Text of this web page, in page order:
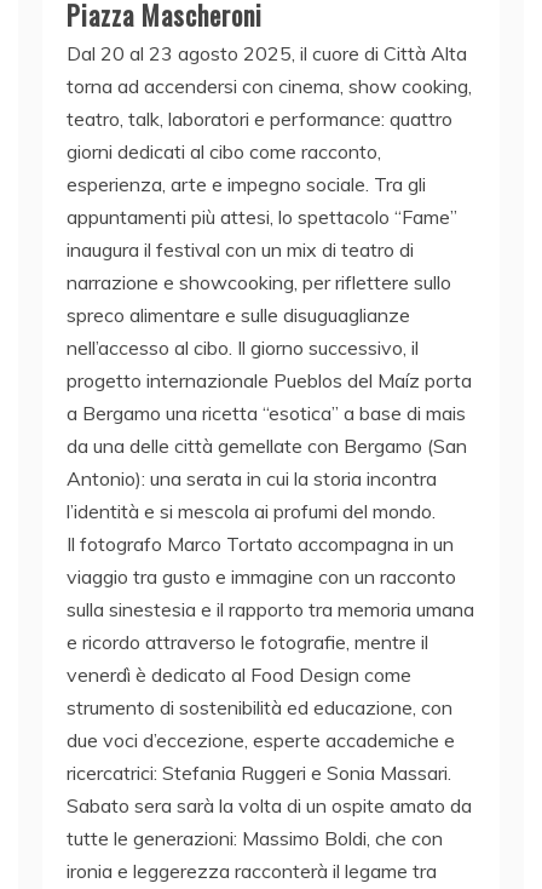
Piazza Mascheroni
Dal 20 al 23 agosto 2025, il cuore di Città Alta
torna ad accendersi con cinema, show cooking,
teatro, talk, laboratori e performance: quattro
giorni dedicati al cibo come racconto,
esperienza, arte e impegno sociale. Tra gli
appuntamenti più attesi, lo spettacolo “Fame”
inaugura il festival con un mix di teatro di
narrazione e showcooking, per riflettere sullo
spreco alimentare e sulle disuguaglianze
nell’accesso al cibo. Il giorno successivo, il
progetto internazionale Pueblos del Maíz porta
a Bergamo una ricetta “esotica” a base di mais
da una delle città gemellate con Bergamo (San
Antonio): una serata in cui la storia incontra
l’identità e si mescola ai profumi del mondo.
Il fotografo Marco Tortato accompagna in un
viaggio tra gusto e immagine con un racconto
sulla sinestesia e il rapporto tra memoria umana
e ricordo attraverso le fotografie, mentre il
venerdì è dedicato al Food Design come
strumento di sostenibilità ed educazione, con
due voci d’eccezione, esperte accademiche e
ricercatrici: Stefania Ruggeri e Sonia Massari.
Sabato sera sarà la volta di un ospite amato da
tutte le generazioni: Massimo Boldi, che con
ironia e leggerezza racconterà il legame tra